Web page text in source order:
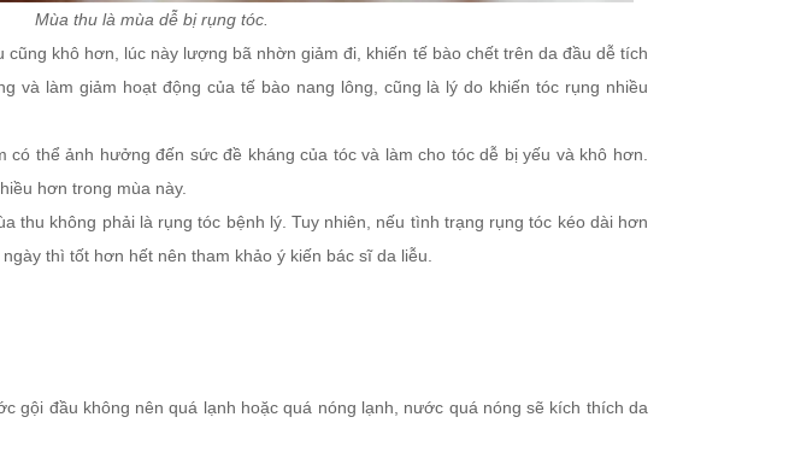
Mùa thu là mùa dễ bị rụng tóc.
khô hơn, lúc này lượng bã nhờn giảm đi, khiến tế bào chết trên da đầu dễ tích
và làm giảm hoạt động của tế bào nang lông, cũng là lý do khiến tóc rụng nhiều
thể ảnh hưởng đến sức đề kháng của tóc và làm cho tóc dễ bị yếu và khô hơn.
hơn trong mùa này.
thu không phải là rụng tóc bệnh lý. Tuy nhiên, nếu tình trạng rụng tóc kéo dài hơn
thì tốt hơn hết nên tham khảo ý kiến bác sĩ da liễu.
gội đầu không nên quá lạnh hoặc quá nóng lạnh, nước quá nóng sẽ kích thích da